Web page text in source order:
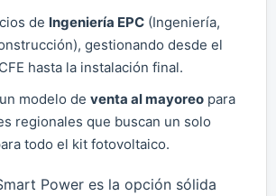
de Ingeniería EPC (Ingeniería,
gestionando desde el
hasta la instalación final.
modelo de venta al mayoreo para
regionales que buscan un solo
todo el kit fotovoltaico.
Power es la opción sólida